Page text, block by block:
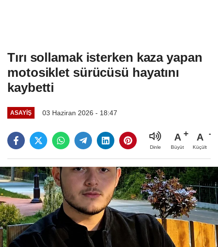
Tırı sollamak isterken kaza yapan
motosiklet sürücüsü hayatını
kaybetti
ASAYIŞ 03 Haziran 2026 - 18:47
Dinle
A
Büyüt
A
Küçült